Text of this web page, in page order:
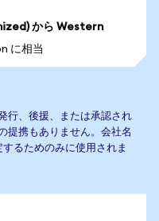
から Western
に相当
行、後援、または承認され
携もありません。会社名
るためのみに使用されま